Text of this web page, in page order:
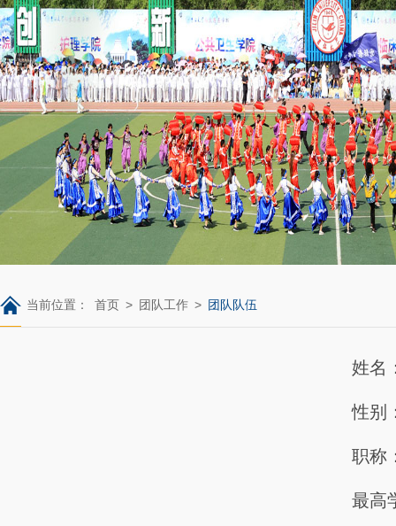
当前位置： 首页 > 团队工作 > 团队队伍
姓名
性别
职称
最高